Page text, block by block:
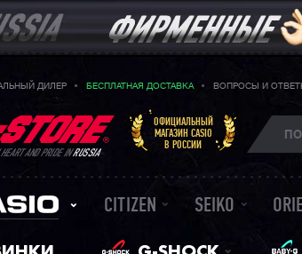
ДИЛЕР БЕСПЛАТНАЯ ДОСТАВКА ВОПРОСЫ И
HEART AND PRIDE INRUSSIA
ОФИЦИАЛЬНЫЙ
МАГАЗИН CASIO
В РОССИИ
CITIZEN SEIKO